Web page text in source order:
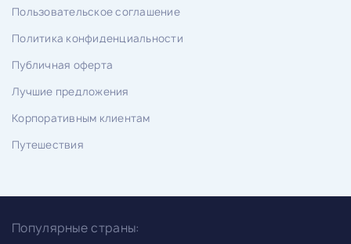
Пользовательское соглашение
Политика конфиденциальности
Публичная оферта
Лучшие предложения
Корпоративным клиентам
Путешествия
Популярные страны: